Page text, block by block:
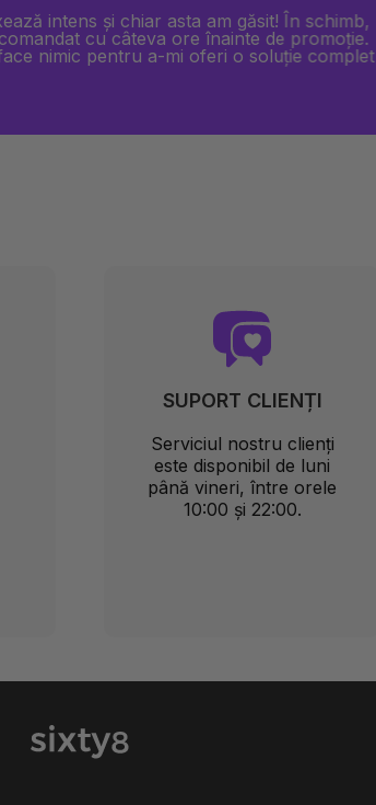
intens și chiar asta am găsit! În schimb,
cu câteva ore înainte de promoție.
nimic pentru a-mi oferi o soluție complet
SUPORT CLIENȚI
Serviciul nostru clienți
este disponibil de luni
până vineri, între orele
10:00 și 22:00.